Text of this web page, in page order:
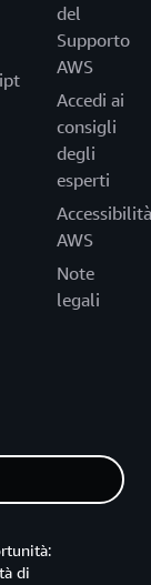
del
Supporto
AWS
Accedi ai
consigli
degli
esperti
Accessibilità
AWS
Note
legali
di